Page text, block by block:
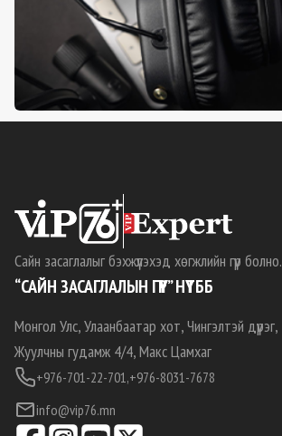
Сайн засаглалыг бэхжүүлэхэд хөгжлийн гүүр болно.
“САЙН ЗАСАГЛАЛЫН ГҮҮР” НҮТББ
Монгол Улс, Улаанбаатар хот, Чингэлтэй дүүрэг,
Жуулчны гудамж 4/4, Макс Цамхаг
+976-701-22-701,+976-8031-7678
info@vip76.mn